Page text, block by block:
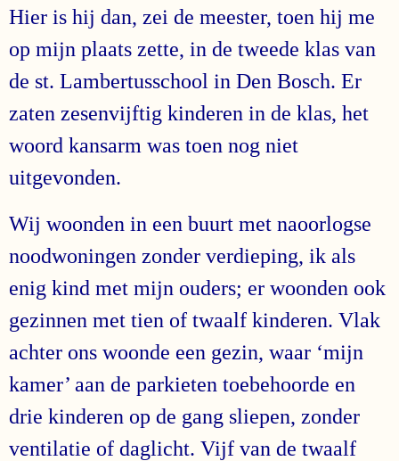
Hier is hij dan, zei de meester, toen hij me
op mijn plaats zette, in de tweede klas van
de st. Lambertusschool in Den Bosch. Er
zaten zesenvijftig kinderen in de klas, het
woord kansarm was toen nog niet
uitgevonden.
Wij woonden in een buurt met naoorlogse
noodwoningen zonder verdieping, ik als
enig kind met mijn ouders; er woonden ook
gezinnen met tien of twaalf kinderen. Vlak
achter ons woonde een gezin, waar ‘mijn
kamer’ aan de parkieten toebehoorde en
drie kinderen op de gang sliepen, zonder
ventilatie of daglicht. Vijf van de twaalf